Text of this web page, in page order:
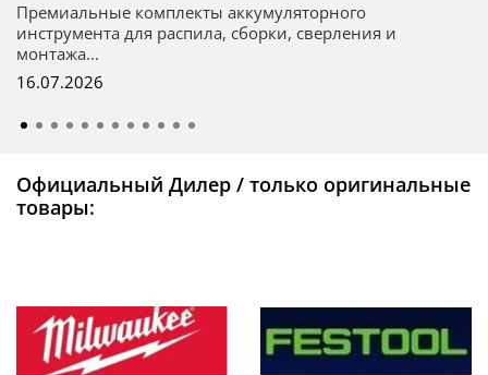
Премиальные комплекты аккумуляторного
инструмента для распила, сборки, сверления и
монтажа...
16.07.2026
Официальный Дилер / только оригинальные
товары: